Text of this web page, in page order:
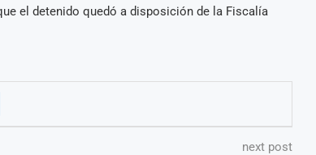
el detenido quedó a disposición de la Fiscalía
next post